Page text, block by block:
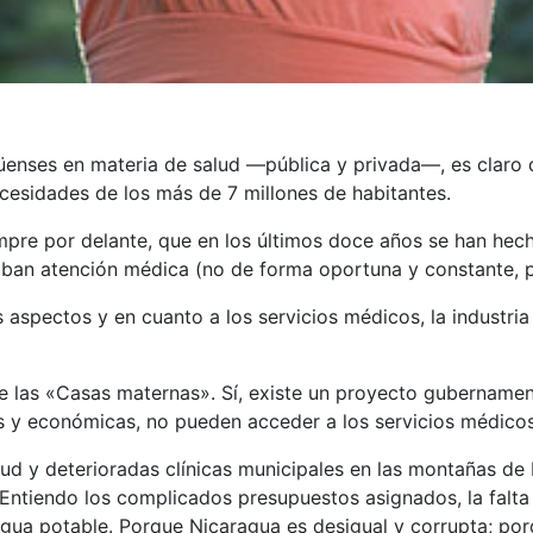
en materia de salud —pública y privada—, es
de los más de 7 millones de habitantes.
por delante, que en los últimos doce años se han
atención médica (no de forma oportuna y constante,
y en cuanto a los servicios médicos, la
«Casas maternas». Sí, existe un proyecto
económicas, no pueden acceder a los servicios
y deterioradas clínicas municipales en las montañas
los complicados presupuestos asignados, la
potable. Porque Nicaragua es desigual y corrupta;